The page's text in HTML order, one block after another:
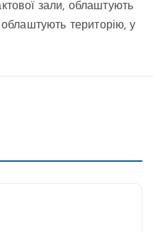
зали, облаштують
територію, у